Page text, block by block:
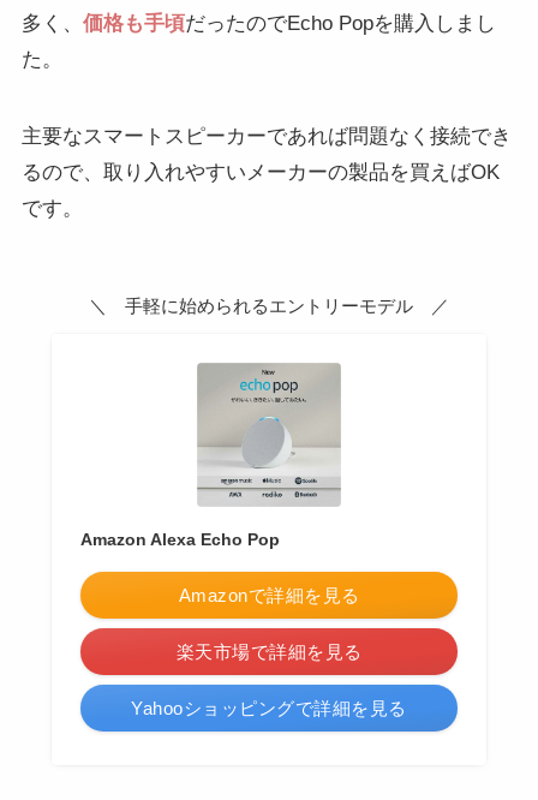
多く、 価格も手頃だったのでEcho Popを購入しまし
た。
主要なスマートスピーカーであれば問題なく接続でき
るので、取り入れやすいメーカーの製品を買えばOK
です。
＼ 手軽に始められるエントリーモデル ／
Amazon Alexa Echo Pop
Amazonで詳細を見る
楽天市場で詳細を見る
Yahooショッピングで詳細を見る